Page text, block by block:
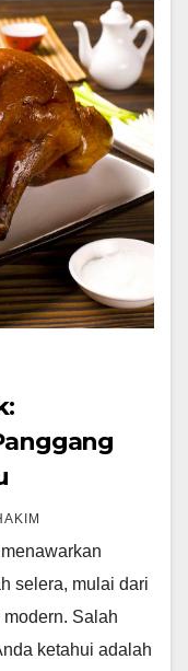
selera, mulai dari
Salah
ketahui adalah